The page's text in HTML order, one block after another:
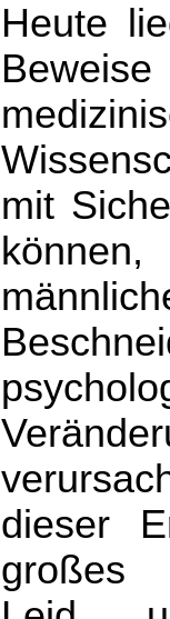
Heute
mit
dieser
großes